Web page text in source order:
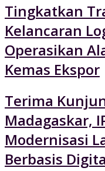
Tingkatkan
Kelancaran
Operasikan
Kemas Ekspor
Terima
Madagaskar,
Modernisasi
Berbasis